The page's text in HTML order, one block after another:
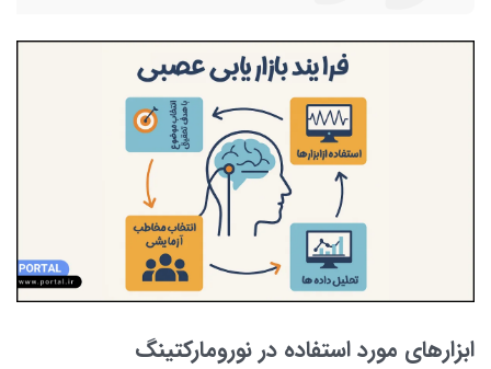
ابزارهای مورد استفاده در نورومارکتینگ